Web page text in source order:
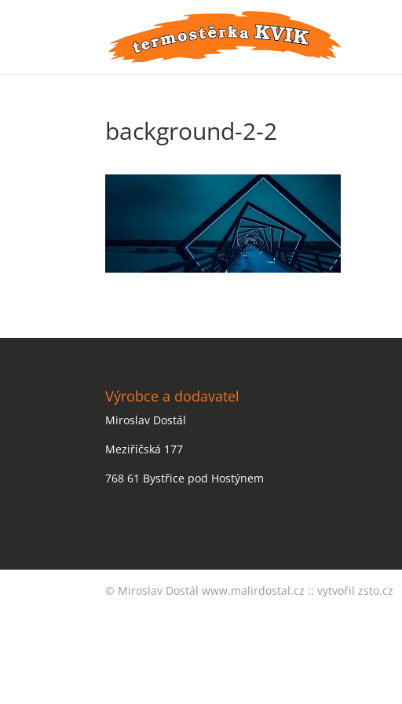
background-2-2
Výrobce a dodavatel
Miroslav Dostál
Meziříčská 177
768 61 Bystřice pod Hostýnem
© Miroslav Dostálwww.malirdostal.cz ::vytvořil zsto.cz